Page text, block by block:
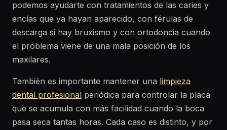
podemos ayudarte con tratamientos de las caries y
encías que ya hayan aparecido, con férulas de
descarga si hay bruxismo y con ortodoncia cuando
el problema viene de una mala posición de los
maxilares.
También es importante mantener una limpieza
dental profesional periódica para controlar la placa
que se acumula con más facilidad cuando la boca
pasa seca tantas horas. Cada caso es distinto, y por